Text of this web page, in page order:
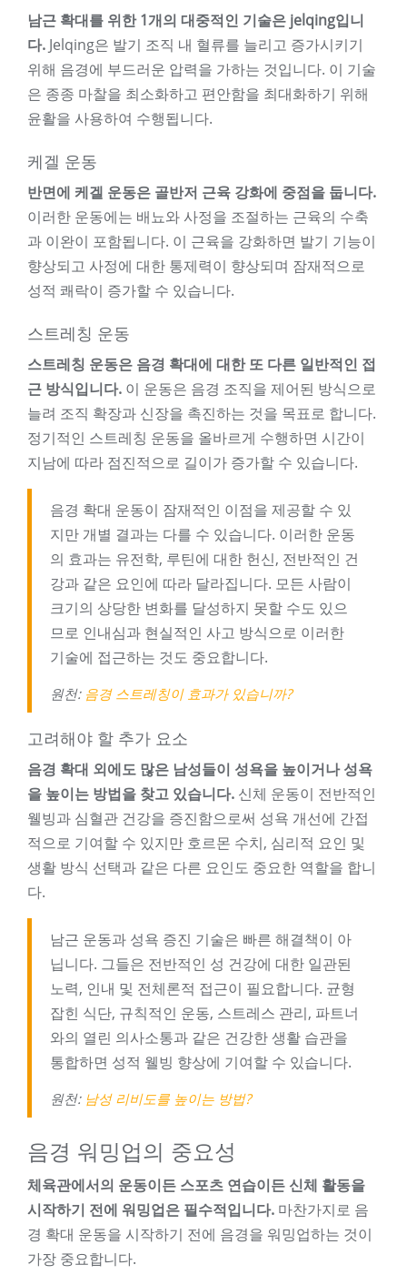
남근 확대를 위한 1개의 대중적인 기술은 jelqing입니
다. Jelqing은 발기 조직 내 혈류를 늘리고 증가시키기
위해 음경에 부드러운 압력을 가하는 것입니다. 이 기술
은 종종 마찰을 최소화하고 편안함을 최대화하기 위해
윤활을 사용하여 수행됩니다.
케겔 운동
반면에 케겔 운동은 골반저 근육 강화에 중점을 둡니다.
이러한 운동에는 배뇨와 사정을 조절하는 근육의 수축
과 이완이 포함됩니다. 이 근육을 강화하면 발기 기능이
향상되고 사정에 대한 통제력이 향상되며 잠재적으로
성적 쾌락이 증가할 수 있습니다.
스트레칭 운동
스트레칭 운동은 음경 확대에 대한 또 다른 일반적인 접
근 방식입니다. 이 운동은 음경 조직을 제어된 방식으로
늘려 조직 확장과 신장을 촉진하는 것을 목표로 합니다.
정기적인 스트레칭 운동을 올바르게 수행하면 시간이
지남에 따라 점진적으로 길이가 증가할 수 있습니다.
음경 확대 운동이 잠재적인 이점을 제공할 수 있
지만 개별 결과는 다를 수 있습니다. 이러한 운동
의 효과는 유전학, 루틴에 대한 헌신, 전반적인 건
강과 같은 요인에 따라 달라집니다. 모든 사람이
크기의 상당한 변화를 달성하지 못할 수도 있으
므로 인내심과 현실적인 사고 방식으로 이러한
기술에 접근하는 것도 중요합니다.
원천: 음경 스트레칭이 효과가 있습니까?
고려해야 할 추가 요소
음경 확대 외에도 많은 남성들이 성욕을 높이거나 성욕
을 높이는 방법을 찾고 있습니다. 신체 운동이 전반적인
웰빙과 심혈관 건강을 증진함으로써 성욕 개선에 간접
적으로 기여할 수 있지만 호르몬 수치, 심리적 요인 및
생활 방식 선택과 같은 다른 요인도 중요한 역할을 합니
다.
남근 운동과 성욕 증진 기술은 빠른 해결책이 아
닙니다. 그들은 전반적인 성 건강에 대한 일관된
노력, 인내 및 전체론적 접근이 필요합니다. 균형
잡힌 식단, 규칙적인 운동, 스트레스 관리, 파트너
와의 열린 의사소통과 같은 건강한 생활 습관을
통합하면 성적 웰빙 향상에 기여할 수 있습니다.
원천: 남성 리비도를 높이는 방법?
음경 워밍업의 중요성
체육관에서의 운동이든 스포츠 연습이든 신체 활동을
시작하기 전에 워밍업은 필수적입니다. 마찬가지로 음
경 확대 운동을 시작하기 전에 음경을 워밍업하는 것이
가장 중요합니다.